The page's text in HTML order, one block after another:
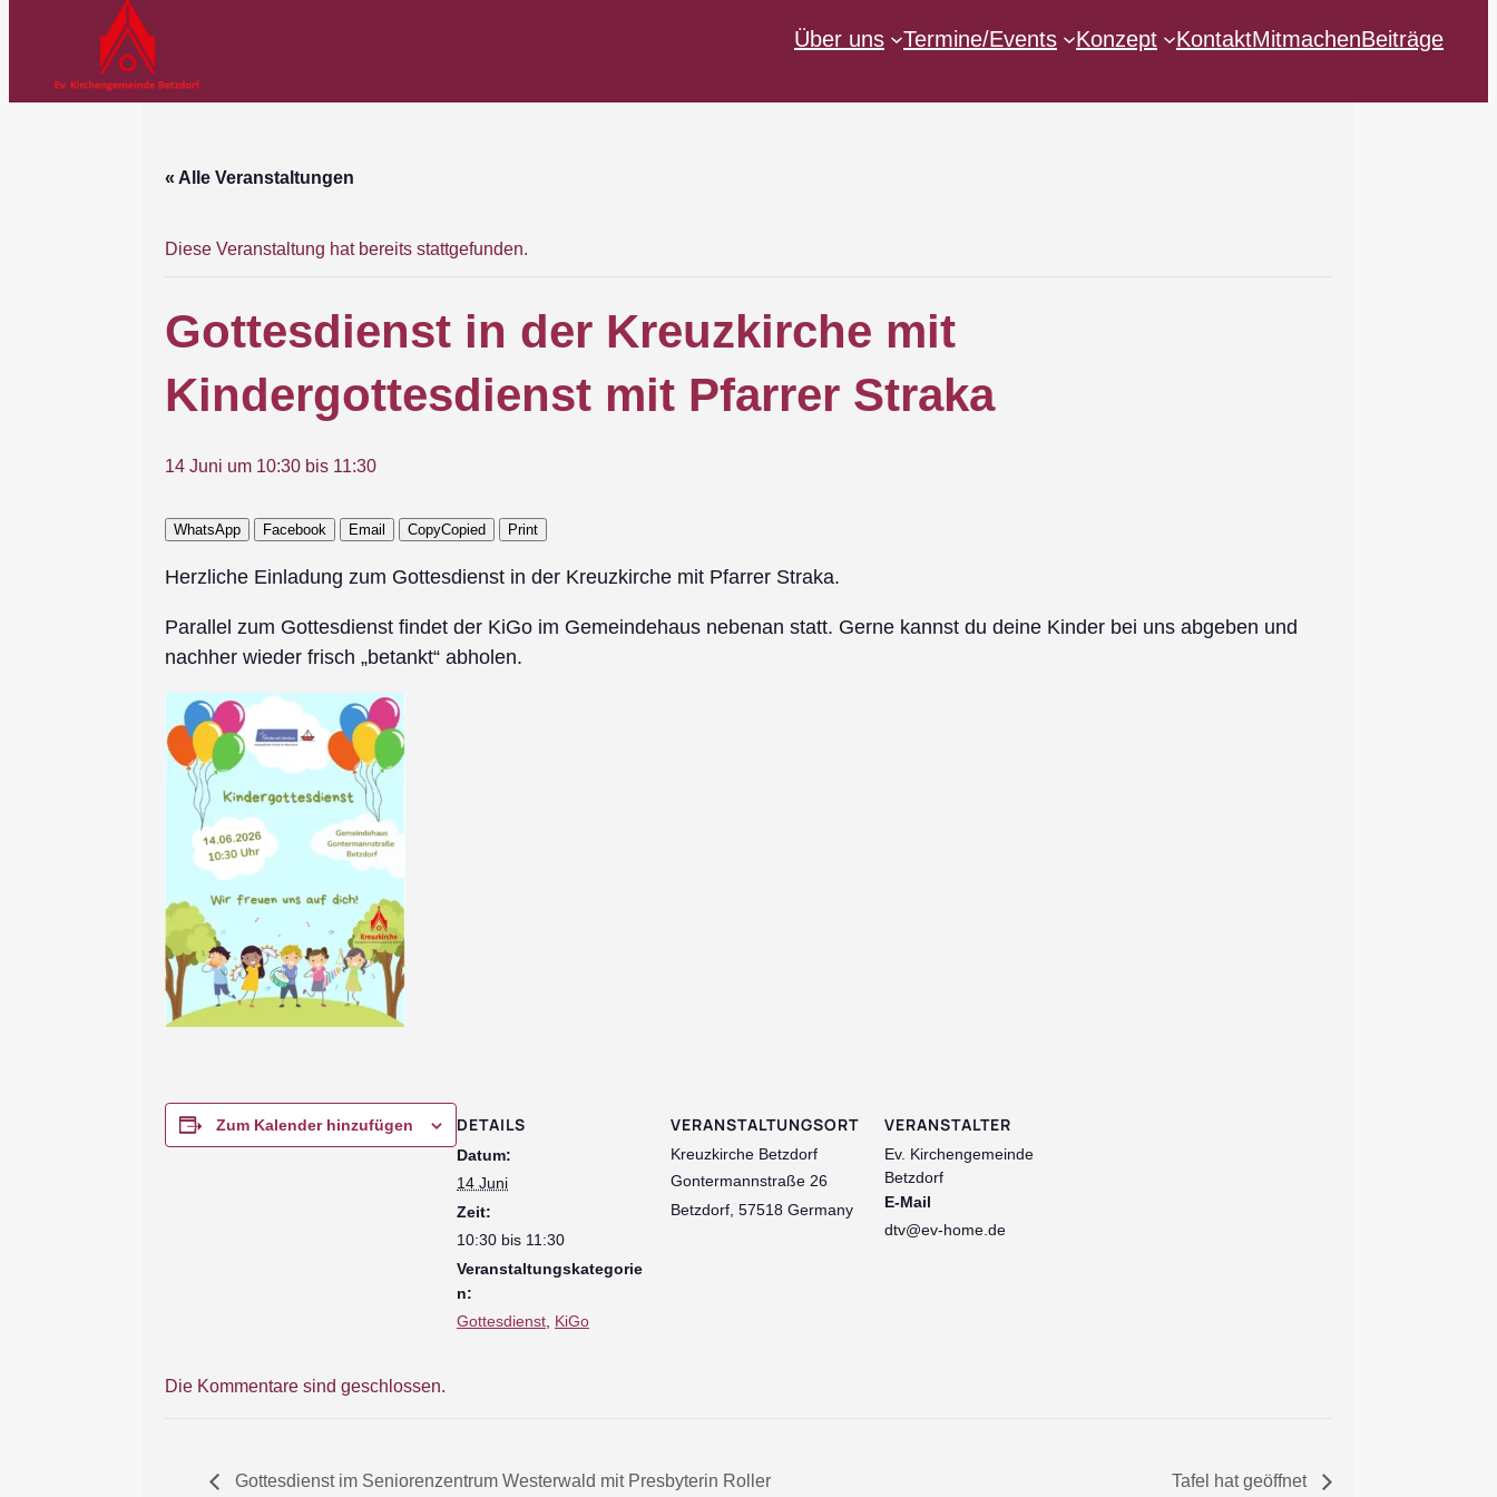
Über uns Termine/Events Konzept KontaktMitmachenBeiträge
« Alle Veranstaltungen
Diese Veranstaltung hat bereits stattgefunden.
Gottesdienst in der Kreuzkirche mit
Kindergottesdienst mit Pfarrer Straka
14 Juni um 10:30 bis 11:30
WhatsApp Facebook Email CopyCopied Print
Herzliche Einladung zum Gottesdienst in der Kreuzkirche mit Pfarrer Straka.
Parallel zum Gottesdienst findet der KiGo im Gemeindehaus nebenan statt. Gerne kannst du deine Kinder bei uns abgeben und
nachher wieder frisch „betankt“ abholen.
Zum Kalender hinzufügen DETAILS
Datum:
14 Juni
Zeit:
10:30 bis 11:30
Veranstaltungskategorie
n:
Gottesdienst KiGo
VERANSTALTUNGSORT
Kreuzkirche Betzdorf
Gontermannstraße 26
Betzdorf 57518 Germany
VERANSTALTER
Ev. Kirchengemeinde
Betzdorf
E-Mail
dtv@ev-home.de
Die Kommentare sind geschlossen.
Gottesdienst im Seniorenzentrum Westerwald mit Presbyterin Roller Tafel hat geöffnet